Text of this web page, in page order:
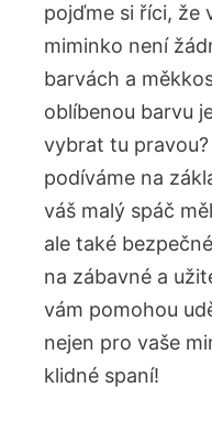
pojďme si říci, ⁤že
miminko není
barvách a
oblíbenou barvu​
vybrat tu
⁢podíváme na
váš malý spáč
ale také​
na zábavné a
vám pomohou⁤
nejen pro vaše
klidné ⁣spaní!